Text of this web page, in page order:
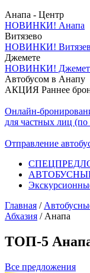
Анапа - Центр
НОВИНКИ! Анапа
Витязево
НОВИНКИ!
Джемете
НОВИНКИ!
Автобусом в Анапу
АКЦИЯ Раннее
Онлайн-
для частных лиц
Отправление
Главная /
Абхазия / Анапа
ТОП-5
Все предложения